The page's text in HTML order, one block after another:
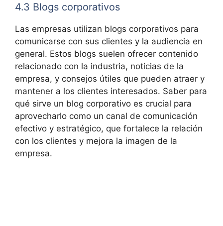
4.3 Blogs corporativos
Las empresas utilizan blogs corporativos para
comunicarse con sus clientes y la audiencia en
general. Estos blogs suelen ofrecer contenido
relacionado con la industria, noticias de la
empresa, y consejos útiles que pueden atraer y
mantener a los clientes interesados. Saber para
qué sirve un blog corporativo es crucial para
aprovecharlo como un canal de comunicación
efectivo y estratégico, que fortalece la relación
con los clientes y mejora la imagen de la
empresa.